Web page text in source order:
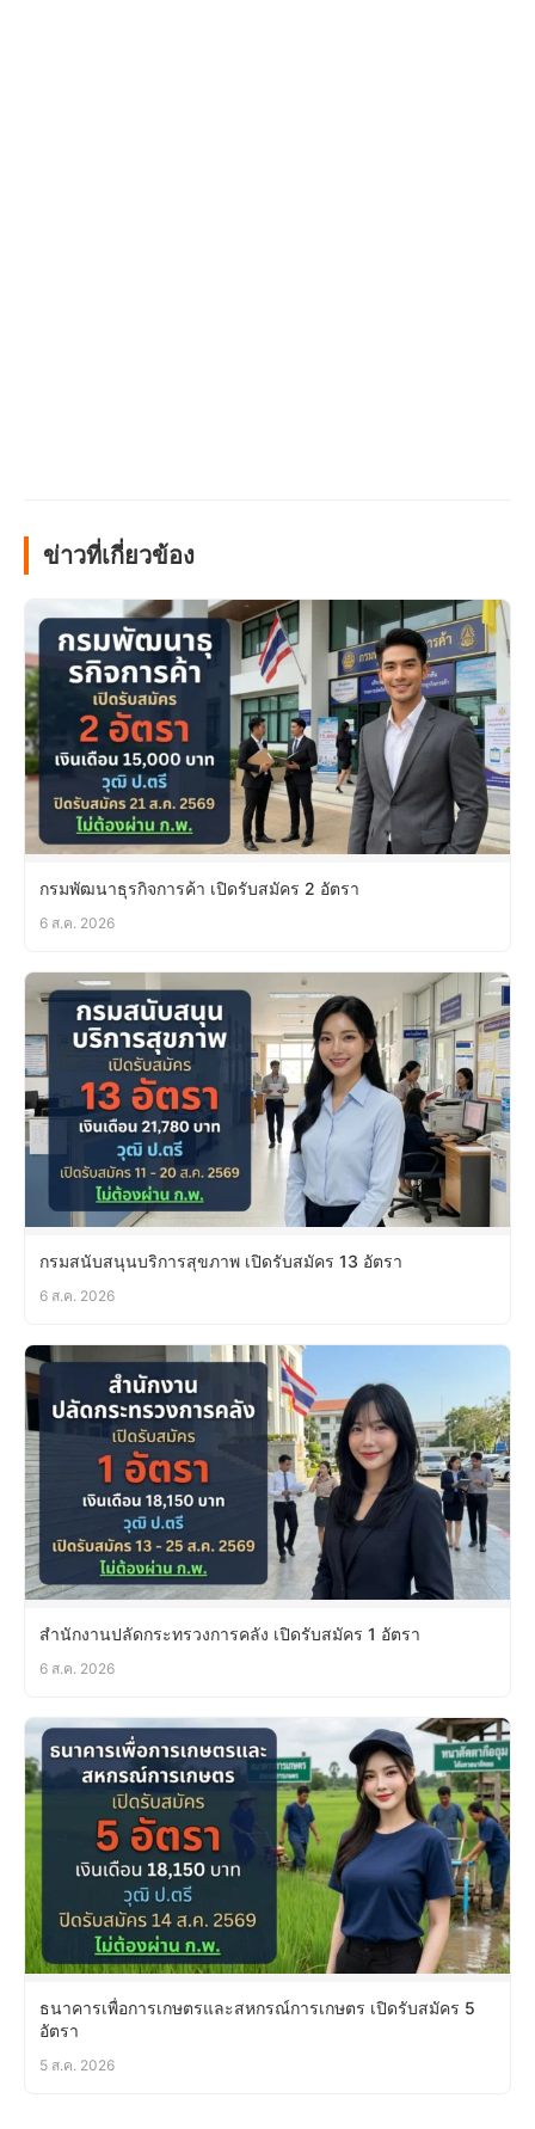
ข่าวที่เกี่ยวข้อง
กรมพัฒนาธุรกิจการค้า เปิดรับสมัคร 2 อัตรา
6 ส.ค. 2026
กรมสนับสนุนบริการสุขภาพ เปิดรับสมัคร 13 อัตรา
6 ส.ค. 2026
สำนักงานปลัดกระทรวงการคลัง เปิดรับสมัคร 1 อัตรา
6 ส.ค. 2026
ธนาคารเพื่อการเกษตรและสหกรณ์การเกษตร เปิดรับสมัคร 5
อัตรา
5 ส.ค. 2026